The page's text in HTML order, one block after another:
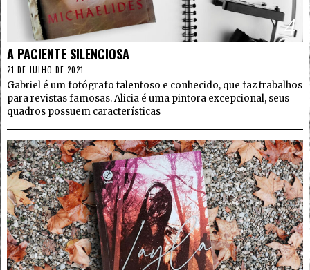
4
A PACIENTE SILENCIOSA
21 DE JULHO DE 2021
Gabriel é um fotógrafo talentoso e conhecido, que faz trabalhos
para revistas famosas. Alicia é uma pintora excepcional, seus
quadros possuem características